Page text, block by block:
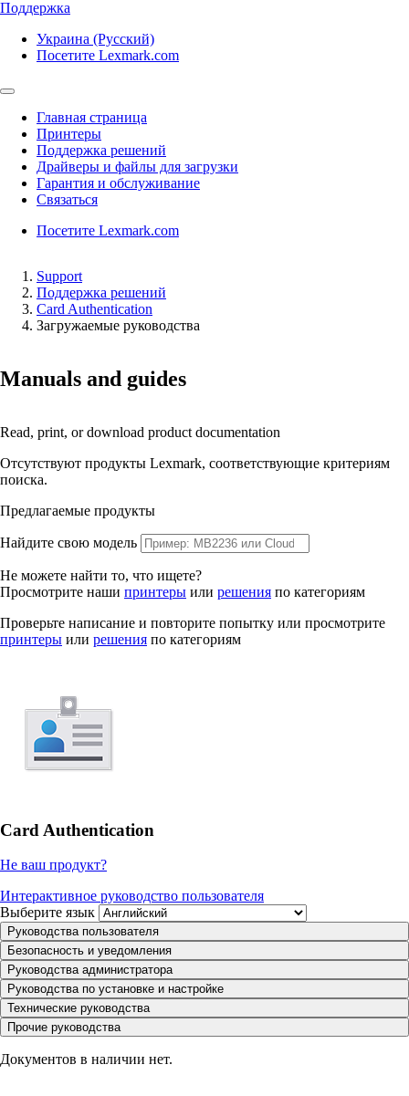
Поддержка
Украина (Русский)
Посетите Lexmark.com
Главная страница
Принтеры
Поддержка решений
Драйверы и файлы для загрузки
Гарантия и обслуживание
Связаться
Посетите Lexmark.com
Support
Поддержка решений
Card Authentication
Загружаемые руководства
Manuals and guides
Read, print, or download product documentation
Отсутствуют продукты Lexmark, соответствующие критериям
поиска.
Предлагаемые продукты
Найдите свою модель
Не можете найти то, что ищете?
Просмотрите наши принтеры или решения по категориям
Проверьте написание и повторите попытку или просмотрите
принтеры или решения по категориям
Card Authentication
Не ваш продукт?
Интерактивное руководство пользователя
Выберите язык
Руководства пользователя
Безопасность и уведомления
Руководства администратора
Руководства по установке и настройке
Технические руководства
Прочие руководства
Документов в наличии нет.